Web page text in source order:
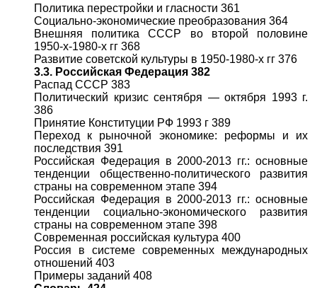
Политика перестройки и гласности 361
Социально-экономические преобразования 364
Внешняя политика СССР во второй половине
1950-х-1980-х гг 368
Развитие советской культуры в 1950-1980-х гг 376
3.3. Российская Федерация 382
Распад СССР 383
Политический кризис сентября — октября 1993 г.
386
Принятие Конституции РФ 1993 г 389
Переход к рыночной экономике: реформы и их
последствия 391
Российская Федерация в 2000-2013 гг.: основные
тенденции общественно-политического развития
страны на современном этапе 394
Российская Федерация в 2000-2013 гг.: основные
тенденции социально-экономического развития
страны на современном этапе 398
Современная российская культура 400
Россия в системе современных международных
отношений 403
Примеры заданий 408